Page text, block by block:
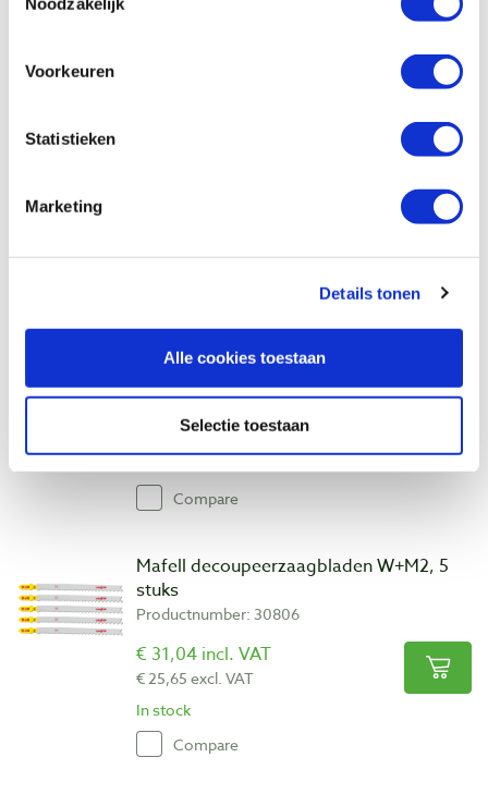
Voorkeuren
Statistieken
Marketing
Details tonen
Alle cookies toestaan
Selectie toestaan
Mafell decoupeerzaagbladen W6, 5 stuks
Compare
stuks
Productnumber: 30805
€ 12,96 excl. VAT
Compare
Mafell decoupeerzaagbladen W+M2, 5
stuks
Productnumber: 30806
€ 31,04 incl. VAT
€ 25,65 excl. VAT
In stock
Compare